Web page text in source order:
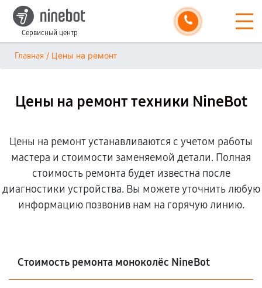
Сервисный центр
Главная / Цены на ремонт
Цены на ремонт техники NineBot
Цены на ремонт устанавливаются с учетом работы
мастера и стоимости заменяемой детали. Полная
стоимость ремонта будет известна после
диагностики устройства. Вы можете уточнить любую
информацию позвонив нам на горячую линию.
Стоимость ремонта моноколёс NineBot